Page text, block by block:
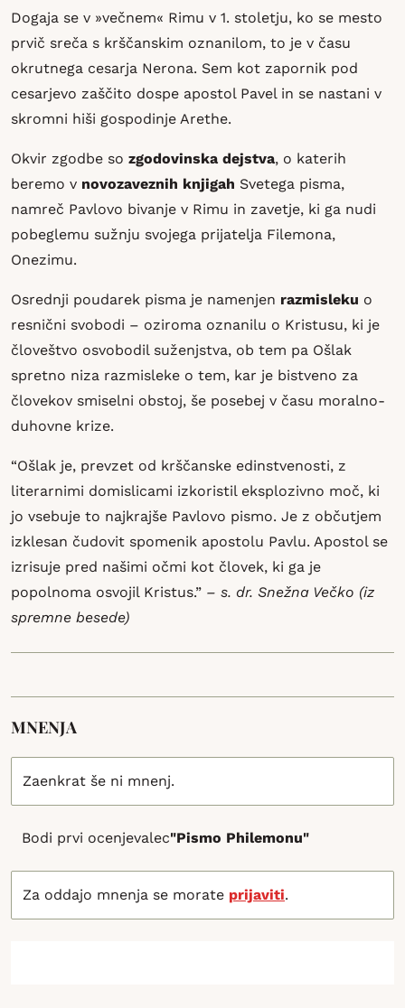
Dogaja se v »večnem« Rimu v 1. stoletju, ko se mesto
prvič sreča s krščanskim oznanilom, to je v času
okrutnega cesarja Nerona. Sem kot zapornik pod
cesarjevo zaščito dospe apostol Pavel in se nastani v
skromni hiši gospodinje Arethe.
Okvir zgodbe so zgodovinska dejstva, o katerih
beremo v novozaveznih knjigah Svetega pisma,
namreč Pavlovo bivanje v Rimu in zavetje, ki ga nudi
pobeglemu sužnju svojega prijatelja Filemona,
Onezimu.
Osrednji poudarek pisma je namenjen razmisleku o
resnični svobodi – oziroma oznanilu o Kristusu, ki je
človeštvo osvobodil suženjstva, ob tem pa Ošlak
spretno niza razmisleke o tem, kar je bistveno za
človekov smiselni obstoj, še posebej v času moralno-
duhovne krize.
“Ošlak je, prevzet od krščanske edinstvenosti, z
literarnimi domislicami izkoristil eksplozivno moč, ki
jo vsebuje to najkrajše Pavlovo pismo. Je z občutjem
izklesan čudovit spomenik apostolu Pavlu. Apostol se
izrisuje pred našimi očmi kot človek, ki ga je
popolnoma osvojil Kristus.” – s. dr. Snežna Večko (iz
spremne besede)
MNENJA
Zaenkrat še ni mnenj.
Bodi prvi ocenjevalec"Pismo Philemonu"
Za oddajo mnenja se morate prijaviti.